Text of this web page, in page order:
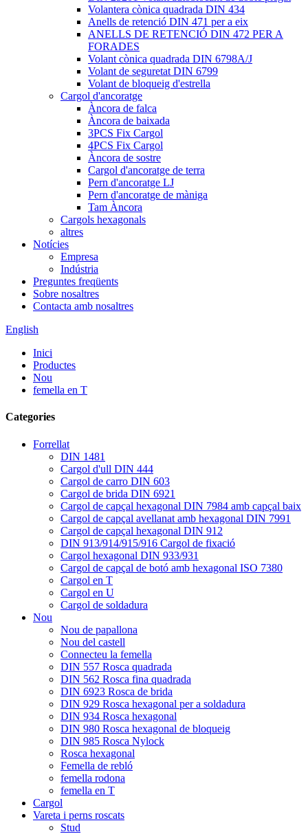
Volantera cònica quadrada DIN 434
Anells de retenció DIN 471 per a eix
ANELLS DE RETENCIÓ DIN 472 PER A
FORADES
Volant cònica quadrada DIN 6798A/J
Volant de seguretat DIN 6799
Volant de bloqueig d'estrella
Cargol d'ancoratge
Àncora de falca
Àncora de baixada
3PCS Fix Cargol
4PCS Fix Cargol
Àncora de sostre
Cargol d'ancoratge de terra
Pern d'ancoratge LJ
Pern d'ancoratge de màniga
Tam Àncora
Cargols hexagonals
altres
Notícies
Empresa
Indústria
Preguntes freqüents
Sobre nosaltres
Contacta amb nosaltres
English
Inici
Productes
Nou
femella en T
Categories
Forrellat
DIN 1481
Cargol d'ull DIN 444
Cargol de carro DIN 603
Cargol de brida DIN 6921
Cargol de capçal hexagonal DIN 7984 amb capçal baix
Cargol de capçal avellanat amb hexagonal DIN 7991
Cargol de capçal hexagonal DIN 912
DIN 913/914/915/916 Cargol de fixació
Cargol hexagonal DIN 933/931
Cargol de capçal de botó amb hexagonal ISO 7380
Cargol en T
Cargol en U
Cargol de soldadura
Nou
Nou de papallona
Nou del castell
Connecteu la femella
DIN 557 Rosca quadrada
DIN 562 Rosca fina quadrada
DIN 6923 Rosca de brida
DIN 929 Rosca hexagonal per a soldadura
DIN 934 Rosca hexagonal
DIN 980 Rosca hexagonal de bloqueig
DIN 985 Rosca Nylock
Rosca hexagonal
Femella de rebló
femella rodona
femella en T
Cargol
Vareta i perns roscats
Stud